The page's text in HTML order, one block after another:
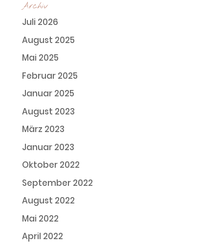
Archiv
Juli 2026
August 2025
Mai 2025
Februar 2025
Januar 2025
August 2023
März 2023
Januar 2023
Oktober 2022
September 2022
August 2022
Mai 2022
April 2022